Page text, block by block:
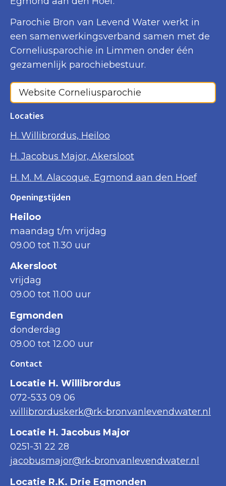
Parochie Bron van Levend Water werkt in
een samenwerkingsverband samen met de
Corneliusparochie in Limmen onder één
gezamenlijk parochiebestuur.
Website Corneliusparochie
Locaties
H. Willibrordus, Heiloo
H. Jacobus Major, Akersloot
H. M. M. Alacoque, Egmond aan den Hoef
Openingstijden
Heiloo
maandag t/m vrijdag
09.00 tot 11.30 uur
Akersloot
vrijdag
09.00 tot 11.00 uur
Egmonden
donderdag
09.00 tot 12.00 uur
Contact
Locatie H. Willibrordus
072-533 09 06
willibrorduskerk@rk-bronvanlevendwater.nl
Locatie H. Jacobus Major
0251-31 22 28
jacobusmajor@rk-bronvanlevendwater.nl
Locatie R.K. Drie Egmonden